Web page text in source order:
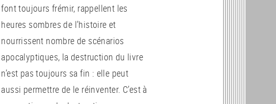
font toujours frémir, rappellent les
heures sombres de l’histoire et
nourrissent nombre de scénarios
apocalyptiques, la destruction du livre
n’est pas toujours sa fin : elle peut
aussi permettre de le réinventer. C’est à